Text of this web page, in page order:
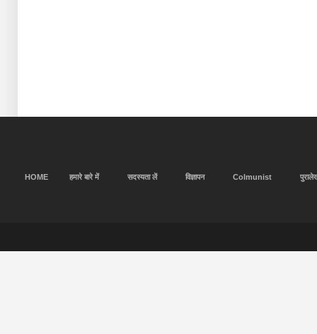
HOME हमारे बारे में सदस्यता लें विज्ञापन Colmunist